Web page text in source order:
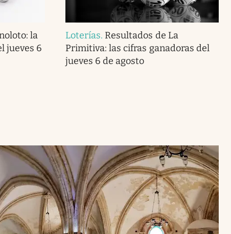
la
jueves 6
Loterías. Resultados de La
Primitiva: las cifras ganadoras del
jueves 6 de agosto